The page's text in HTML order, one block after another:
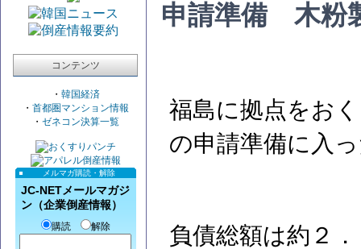
コンテンツ
・ 韓国経済
・ 首都圏マンション情報
・ ゼネコン決算一覧
メルマガ購読・解除
JC-NETメールマガジ
ン（企業倒産情報）
購読 解除
申請準備 木粉
福島に拠点をお
の申請準備に入
負債総額は約２